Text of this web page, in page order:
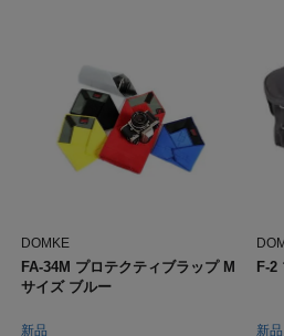
新品
DOMKE
FA-34M プロテクティブラップ M
サイズ ブルー
新品
F-2